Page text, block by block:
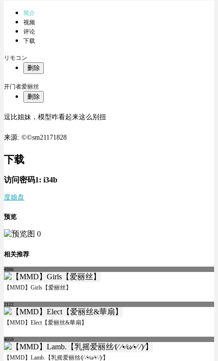
简介
视频
评论
下载
リモコン
删除
开门者爱丽丝
删除
逗比姐妹，模型咋看起来这么别扭
来源: ©©sm21171828
下载
访问密码1: i34b
度娘盘
预览
相关推荐
4886
【MMD】Girls【爱丽丝】
2122
【MMD】Elect【爱丽丝&華扇】
4059
【MMD】Lamb.【乳摇爱丽丝⁄(⁄ ⁄•⁄ω⁄•⁄ ⁄)⁄】